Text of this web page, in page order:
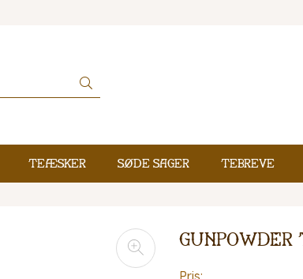
Teæsker Søde sager Tebreve
Pris: